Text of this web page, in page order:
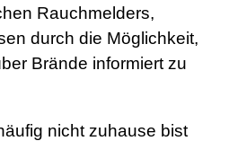
Rauchmelders,
durch die Möglichkeit,
Brände informiert zu
nicht zuhause bist